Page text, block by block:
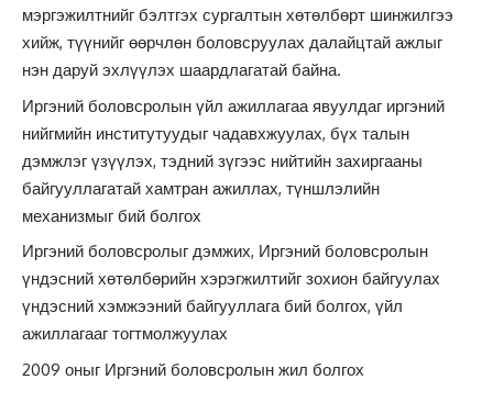
мэргэжилтнийг бэлтгэх сургалтын хөтөлбөрт шинжилгээ
хийж, түүнийг өөрчлөн боловсруулах далайцтай ажлыг
нэн даруй эхлүүлэх шаардлагатай байна.
Иргэний боловсролын үйл ажиллагаа явуулдаг иргэний
нийгмийн институтуудыг чадавхжуулах, бүх талын
дэмжлэг үзүүлэх, тэдний зүгээс нийтийн захиргааны
байгууллагатай хамтран ажиллах, түншлэлийн
механизмыг бий болгох
Иргэний боловсролыг дэмжих, Иргэний боловсролын
үндэсний хөтөлбөрийн хэрэгжилтийг зохион байгуулах
үндэсний хэмжээний байгууллага бий болгох, үйл
ажиллагааг тогтмолжуулах
2009 оныг Иргэний боловсролын жил болгох